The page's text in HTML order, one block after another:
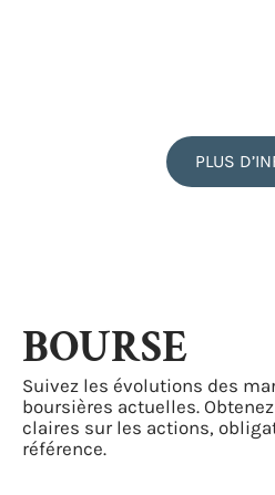
PLUS
BOURSE
Suivez les évolutions des
boursières actuelles.
claires sur les actions,
référence.